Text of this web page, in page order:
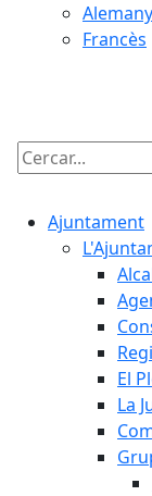
Alemany
Francès
Cercar:
Ajuntament
El
La